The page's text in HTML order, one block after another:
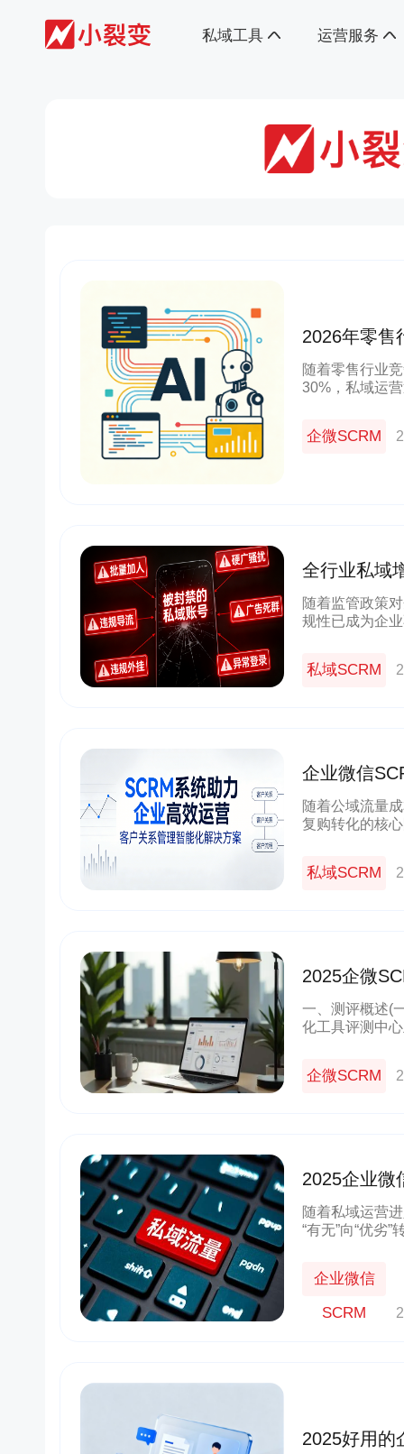
私域工具 运营服务
2026年零售
南：AI驱动
随着零售行业
30%，私域运
企微SCRM
全行业私域
随着监管政策
规性已成为企
私域SCRM
企业微信
南：小裂变
随着公域流量
复购转化的核
私域SCRM
2025企微
证与客观选
一、测评概述(
化工具评测中
企微SCRM
2025企业微
南，赋能企
随着私域运营
“有无”向“优劣
企业微信
SCRM
2025好用的